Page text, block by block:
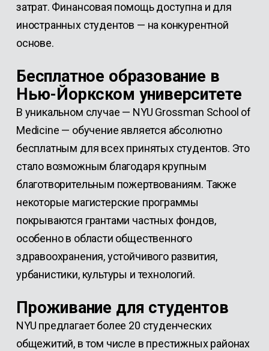
затрат. Финансовая помощь доступна и для
иностранных студентов — на конкурентной
основе.
Бесплатное образование в
Нью-Йоркском университете
В уникальном случае — NYU Grossman School of
Medicine — обучение является абсолютно
бесплатным для всех принятых студентов. Это
стало возможным благодаря крупным
благотворительным пожертвованиям. Также
некоторые магистерские программы
покрываются грантами частных фондов,
особенно в области общественного
здравоохранения, устойчивого развития,
урбанистики, культуры и технологий.
Проживание для студентов
NYU предлагает более 20 студенческих
общежитий, в том числе в престижных районах